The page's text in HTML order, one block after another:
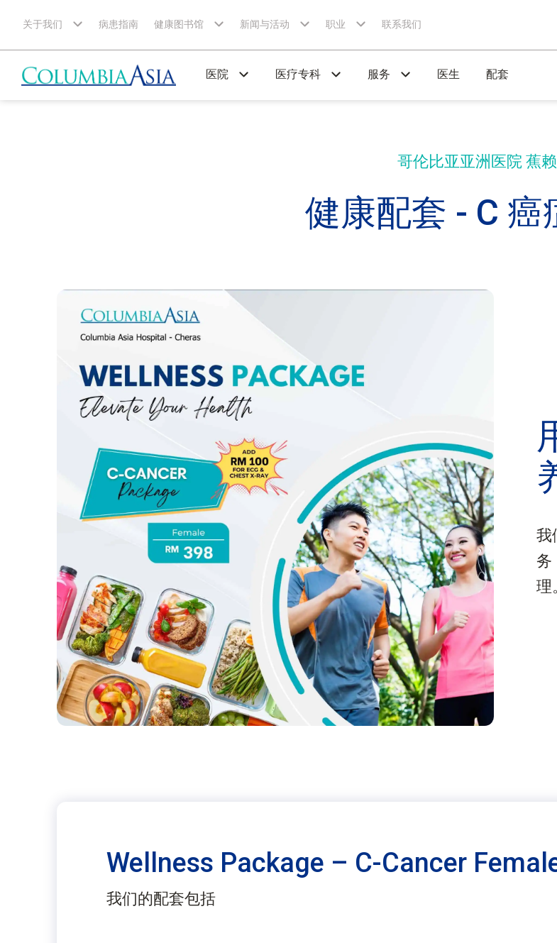
关于我们 病患指南 健康图书馆 新闻与活动 职业 联系我们
医院 医疗专科 服务 医生 配套
哥伦比亚亚洲医院 蕉赖
健康配套 - C 癌
我
务
理
Wellness Package – C-Cancer
我们的配套包括